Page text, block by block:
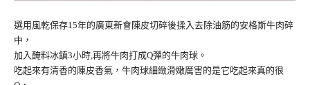
選用風乾保存15年的廣東新會陳皮切碎後揉入去除油筋的安格斯牛肉碎
中，
加入醃料冰鎮3小時,再將牛肉打成Q彈的牛肉球。
吃起來有清香的陳皮香氣，牛肉球細緻滑嫩厲害的是它吃起來真的很